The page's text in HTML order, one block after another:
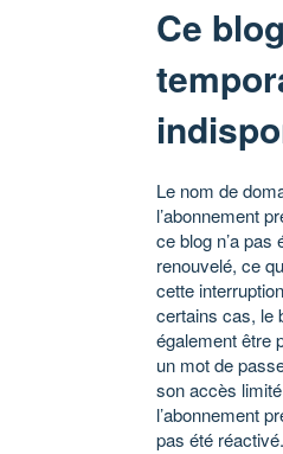
Ce
Le nom de
l’abonnement
ce blog n’a pas
renouvelé, ce
cette
certains cas, le
également être
un mot de
son accès
l’abonnement
pas été réactivé.